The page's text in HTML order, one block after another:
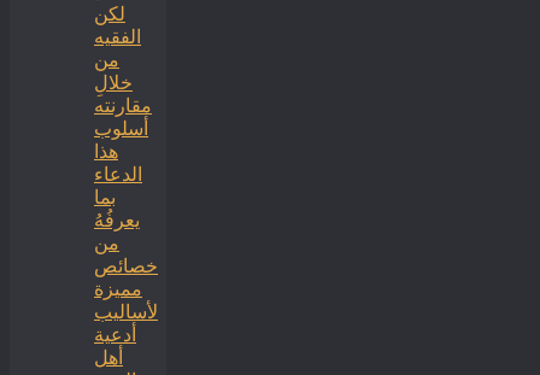
لكن
الفقيه
من
خلالِ
مقارنته
أسلوب
هذا
الدعاء
بما
يعرفُهُ
من
خصائص
مميزة
لأساليب
أدعية
أهل